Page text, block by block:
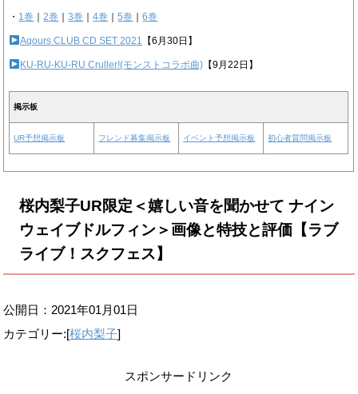
・ 1巻 ｜2巻 ｜3巻 ｜4巻 ｜5巻 ｜6巻
Aqours CLUB CD SET 2021 【6月30日】
KU-RU-KU-RU Cruller!(モンストコラボ曲) 【9月22日】
掲示板
UR予想掲示板 フレンド募集掲示板 イベント予想掲示板 初心者質問掲示板
桜内梨子UR限定＜嬉しい音を聞かせて ナイン
ウェイブドルフィン＞画像と特技と評価【ラブ
ライブ！スクフェス】
公開日： 2021年01月01日
カテゴリー:[桜内梨子]
スポンサードリンク